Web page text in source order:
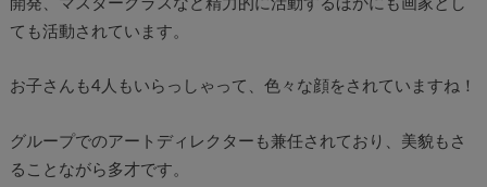
開発、マスタークラスなど精力的に活動するほかにも画家とし
ても活動されています。
お子さんも4人もいらっしゃって、色々な顔をされていますね！
グループでのアートディレクターも兼任されており、美貌もさ
ることながら多才です。